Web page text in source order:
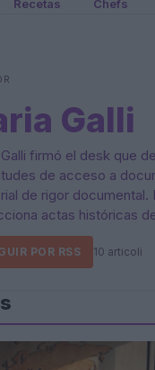
Recetas Chefs
Galli
Galli firmó el desk que
de acceso a
de rigor documental.
actas históricas
POR RSS 10 articoli